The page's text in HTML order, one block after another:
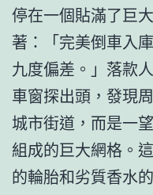
停在一個貼滿了巨
著：「完美倒車入
九度偏差。」落款
車窗探出頭，發現
城市街道，而是一
組成的巨大網格。
的輪胎和劣質香水